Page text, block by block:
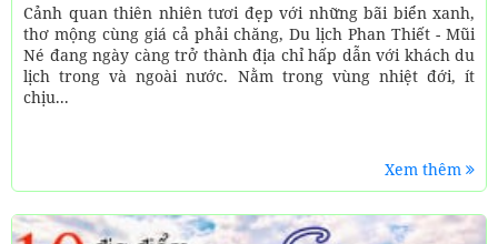
Cảnh quan thiên nhiên tươi đẹp với những bãi biển xanh,
thơ mộng cùng giá cả phải chăng, Du lịch Phan Thiết - Mũi
Né đang ngày càng trở thành địa chỉ hấp dẫn với khách du
lịch trong và ngoài nước. Nằm trong vùng nhiệt đới, ít
chịu...
Xem thêm